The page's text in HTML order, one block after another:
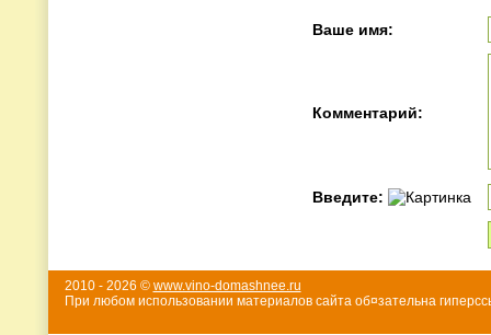
Ваше имя:
Комментарий:
Введите:
2010 - 2026 © www.vino-domashnee.ru
При любом использовании материалов сайта об¤зательна